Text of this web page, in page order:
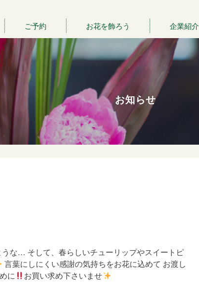
ご予約 お花を飾ろう 企業紹介
お知らせ
な… そして、春らしいチューリップやスイートピ
言葉にしにくい感謝の気持ちをお花に込めて お渡し
に お買い求め下さいませ